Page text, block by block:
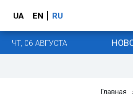
UA EN RU
ЧТ, 06 АВГУСТА
Главная